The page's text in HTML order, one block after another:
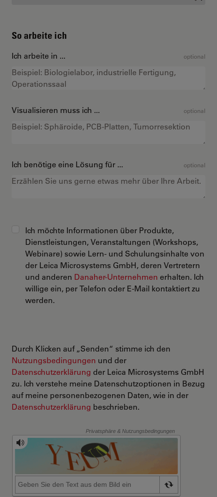
So arbeite ich
Ich arbeite in ... optional
Visualisieren muss ich ... optional
Ich benötige eine Lösung für ... optional
Ich möchte Informationen über Produkte,
Dienstleistungen, Veranstaltungen (Workshops,
Webinare) sowie Lern- und Schulungsinhalte von
der Leica Microsystems GmbH, deren Vertretern
und anderen Danaher-Unternehmen erhalten. Ich
willige ein, per Telefon oder E-Mail kontaktiert zu
werden.
Durch Klicken auf „Senden“ stimme ich den
Nutzungsbedingungen und der
Datenschutzerklärung der Leica Microsystems GmbH
zu. Ich verstehe meine Datenschutzoptionen in Bezug
auf meine personenbezogenen Daten, wie in der
Datenschutzerklärung beschrieben.